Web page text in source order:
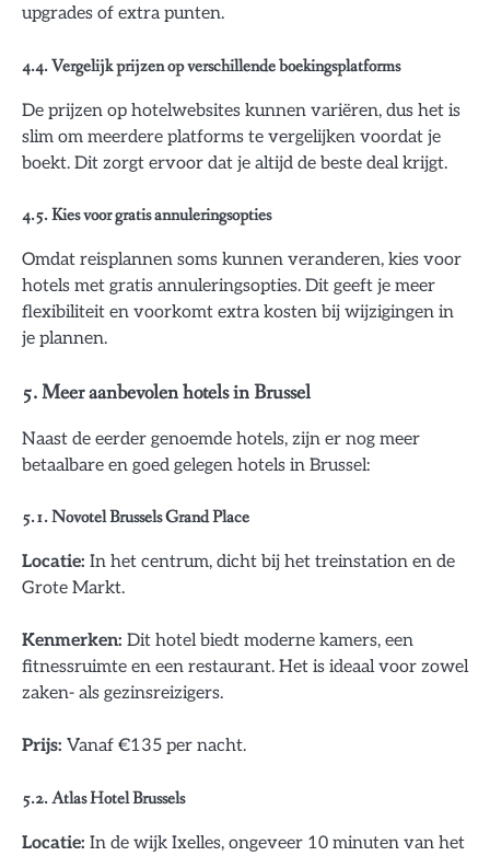
upgrades of extra punten.
4.4. Vergelijk prijzen op verschillende boekingsplatforms
De prijzen op hotelwebsites kunnen variëren, dus het is
slim om meerdere platforms te vergelijken voordat je
boekt. Dit zorgt ervoor dat je altijd de beste deal krijgt.
4.5. Kies voor gratis annuleringsopties
Omdat reisplannen soms kunnen veranderen, kies voor
hotels met gratis annuleringsopties. Dit geeft je meer
flexibiliteit en voorkomt extra kosten bij wijzigingen in
je plannen.
5. Meer aanbevolen hotels in Brussel
Naast de eerder genoemde hotels, zijn er nog meer
betaalbare en goed gelegen hotels in Brussel:
5.1. Novotel Brussels Grand Place
Locatie: In het centrum, dicht bij het treinstation en de
Grote Markt.
Kenmerken: Dit hotel biedt moderne kamers, een
fitnessruimte en een restaurant. Het is ideaal voor zowel
zaken- als gezinsreizigers.
Prijs: Vanaf €135 per nacht.
5.2. Atlas Hotel Brussels
Locatie: In de wijk Ixelles, ongeveer 10 minuten van het